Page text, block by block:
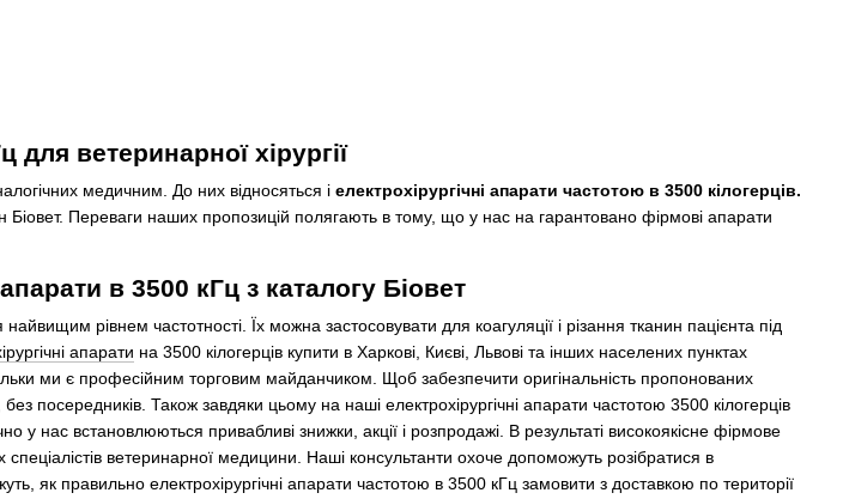
для ветеринарної хірургії
медичним. До них відносяться і електрохірургічні апарати частотою в 3500 кілогерців.
Біовет. Переваги наших пропозицій полягають в тому, що у нас на гарантовано фірмові апарати
в 3500 кГц з каталогу Біовет
рівнем частотності. Їх можна застосовувати для коагуляції і різання тканин пацієнта під
апарати на 3500 кілогерців купити в Харкові, Києві, Львові та інших населених пунктах
ми є професійним торговим майданчиком. Щоб забезпечити оригінальність пропонованих
посередників. Також завдяки цьому на наші електрохірургічні апарати частотою 3500 кілогерців
у нас встановлюються привабливі знижки, акції і розпродажі. В результаті високоякісне фірмове
ветеринарної медицини. Наші консультанти охоче допоможуть розібратися в
як правильно електрохірургічні апарати частотою в 3500 кГц замовити з доставкою по території